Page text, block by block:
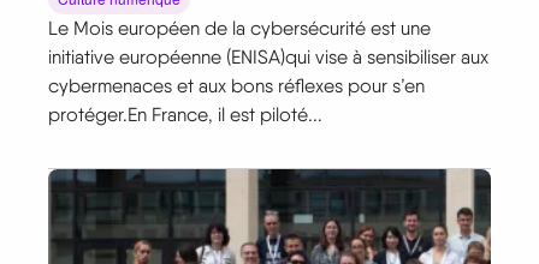
Le Mois européen de la cybersécurité est une
initiative européenne (ENISA)qui vise à sensibiliser aux
cybermenaces et aux bons réflexes pour s’en
protéger.En France, il est piloté...